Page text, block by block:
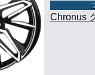
Chronus